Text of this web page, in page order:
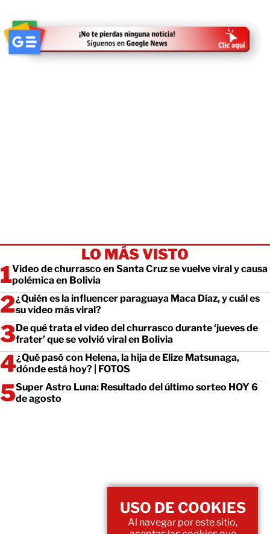
LO MÁS VISTO
Video de churrasco en Santa Cruz se vuelve viral y causa
polémica en Bolivia
¿Quién es la influencer paraguaya Maca Díaz, y cuál es
su video más viral?
De qué trata el video del churrasco durante ‘jueves de
frater’ que se volvió viral en Bolivia
¿Qué pasó con Helena, la hija de Elize Matsunaga,
dónde está hoy? | FOTOS
Super Astro Luna: Resultado del último sorteo HOY 6
de agosto
USO DE COOKIES
Al navegar por este sitio,